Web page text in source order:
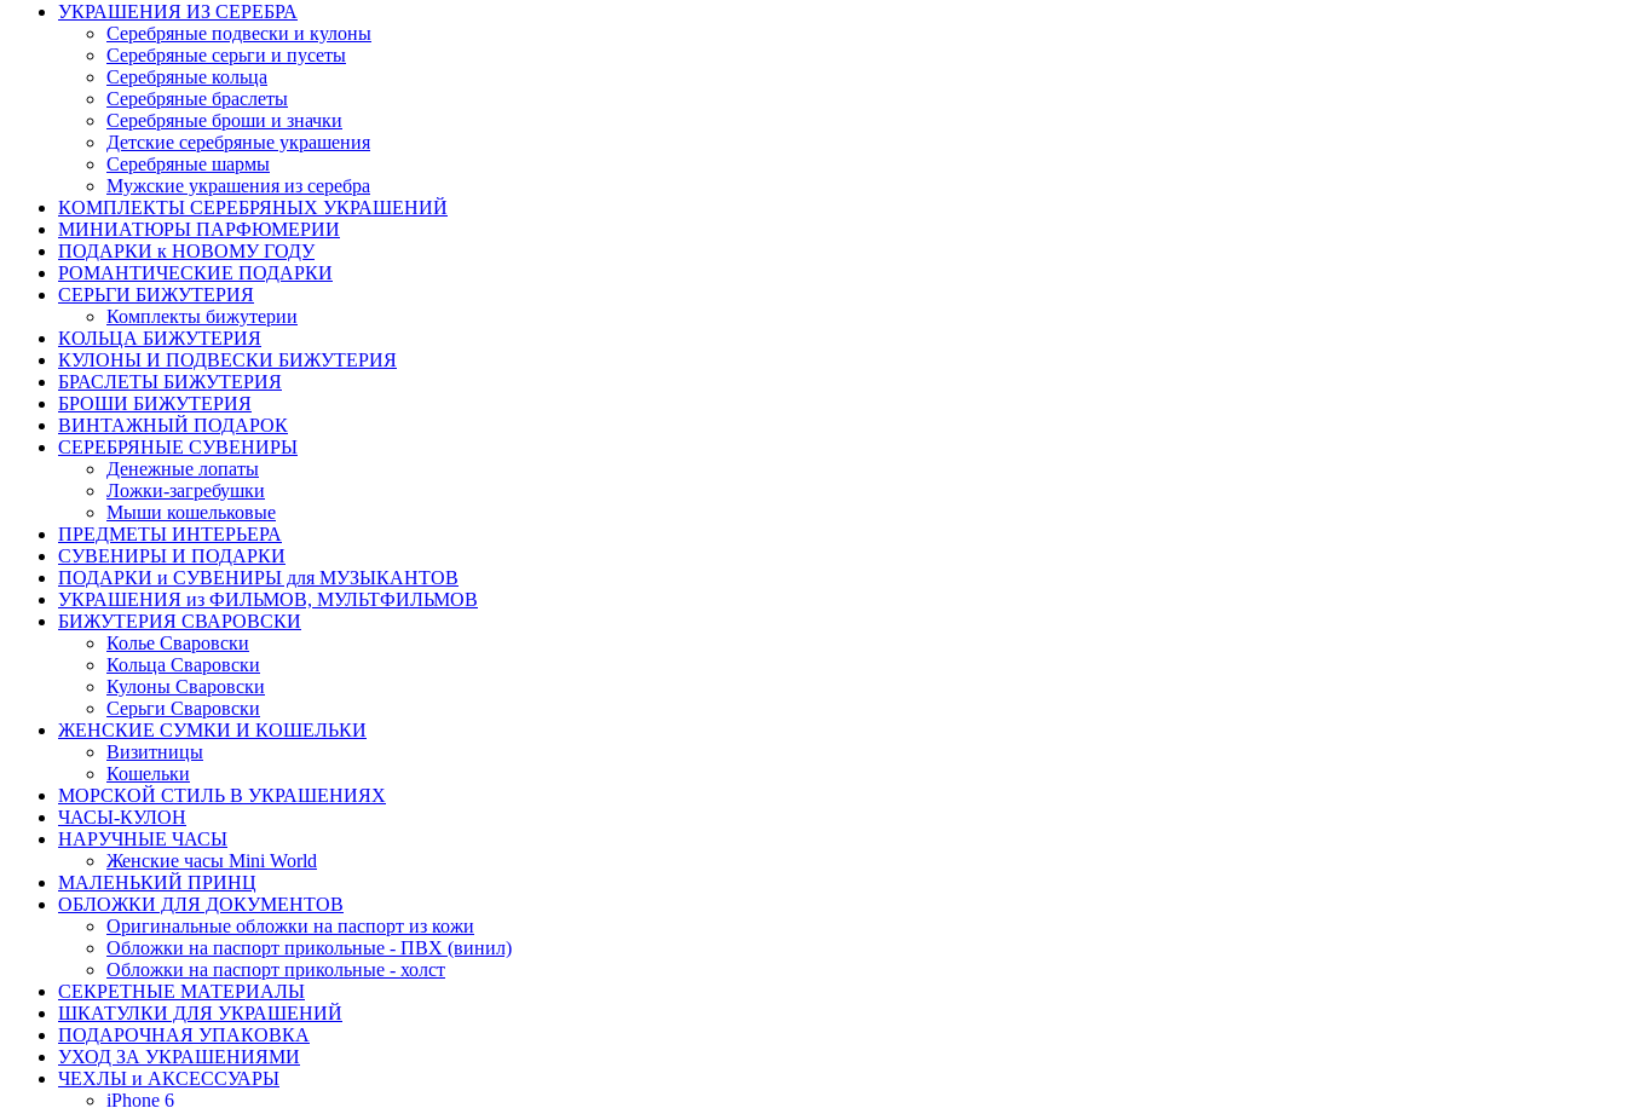
УКРАШЕНИЯ ИЗ СЕРЕБРА
Серебряные подвески и кулоны
Серебряные серьги и пусеты
Серебряные кольца
Серебряные браслеты
Серебряные броши и значки
Детские серебряные украшения
Серебряные шармы
Мужские украшения из серебра
КОМПЛЕКТЫ СЕРЕБРЯНЫХ УКРАШЕНИЙ
МИНИАТЮРЫ ПАРФЮМЕРИИ
ПОДАРКИ к НОВОМУ ГОДУ
РОМАНТИЧЕСКИЕ ПОДАРКИ
СЕРЬГИ БИЖУТЕРИЯ
Комплекты бижутерии
КОЛЬЦА БИЖУТЕРИЯ
КУЛОНЫ И ПОДВЕСКИ БИЖУТЕРИЯ
БРАСЛЕТЫ БИЖУТЕРИЯ
БРОШИ БИЖУТЕРИЯ
ВИНТАЖНЫЙ ПОДАРОК
СЕРЕБРЯНЫЕ СУВЕНИРЫ
Денежные лопаты
Ложки-загребушки
Мыши кошельковые
ПРЕДМЕТЫ ИНТЕРЬЕРА
СУВЕНИРЫ И ПОДАРКИ
ПОДАРКИ и СУВЕНИРЫ для МУЗЫКАНТОВ
УКРАШЕНИЯ из ФИЛЬМОВ, МУЛЬТФИЛЬМОВ
БИЖУТЕРИЯ СВАРОВСКИ
Колье Сваровски
Кольца Сваровски
Кулоны Сваровски
Серьги Сваровски
ЖЕНСКИЕ СУМКИ И КОШЕЛЬКИ
Визитницы
Кошельки
МОРСКОЙ СТИЛЬ В УКРАШЕНИЯХ
ЧАСЫ-КУЛОН
НАРУЧНЫЕ ЧАСЫ
Женские часы Mini World
МАЛЕНЬКИЙ ПРИНЦ
ОБЛОЖКИ ДЛЯ ДОКУМЕНТОВ
Оригинальные обложки на паспорт из кожи
Обложки на паспорт прикольные - ПВХ (винил)
Обложки на паспорт прикольные - холст
СЕКРЕТНЫЕ МАТЕРИАЛЫ
ШКАТУЛКИ ДЛЯ УКРАШЕНИЙ
ПОДАРОЧНАЯ УПАКОВКА
УХОД ЗА УКРАШЕНИЯМИ
ЧEХЛЫ и АКСЕССУАРЫ
iPhone 6